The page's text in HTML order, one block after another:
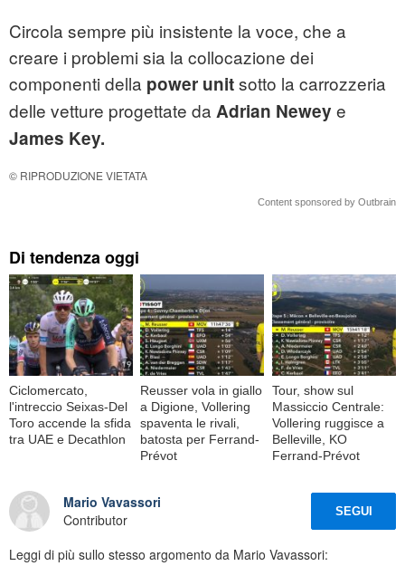
Circola sempre più insistente la voce, che a
creare i problemi sia la collocazione dei
componenti della power unitsotto la carrozzeria
delle vetture progettate da Adrian Newey e
James Key.
© RIPRODUZIONE VIETATA
Content sponsored by Outbrain
Di tendenza oggi
Ciclomercato,
l'intreccio Seixas-Del
Toro accende la sfida
tra UAE e Decathlon
Reusser vola in giallo
a Digione, Vollering
spaventa le rivali,
batosta per Ferrand-
Prévot
Tour, show sul
Massiccio Centrale:
Vollering ruggisce a
Belleville, KO
Ferrand-Prévot
Mario Vavassori
Contributor
SEGUI
Leggi di più sullo stesso argomento da Mario Vavassori: